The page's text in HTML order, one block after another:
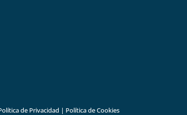
de Privacidad | Política de Cookies